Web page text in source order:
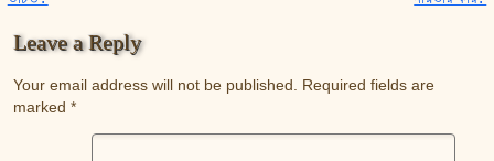
Leave a Reply
Your email address will not be published.
Required fields are
marked*